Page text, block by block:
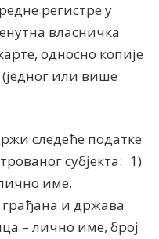
регистре у
власничка
односно копије
или више
следеће податке
субјекта: 1)
име,
и држава
– лично име, број